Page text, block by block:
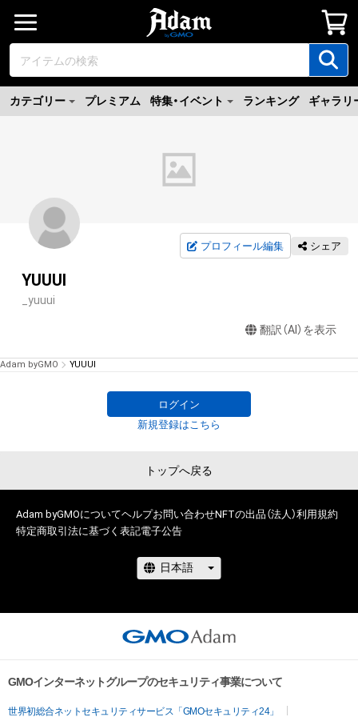
カテゴリー プレミアム 特集・イベント ランキング ギャラリ
プロフィール編集 シェア
YUUUI
_yuuui
翻訳（AI）を表示
Adam byGMO YUUUI
ログイン
新規登録はこちら
トップへ戻る
Adam byGMOについてヘルプお問い合わせNFTの出品（法人）利用規約
特定商取引法に基づく表記電子公告
GMOインターネットグループのセキュリティ事業について
世界初総合ネットセキュリティサービス「GMOセキュリティ24」